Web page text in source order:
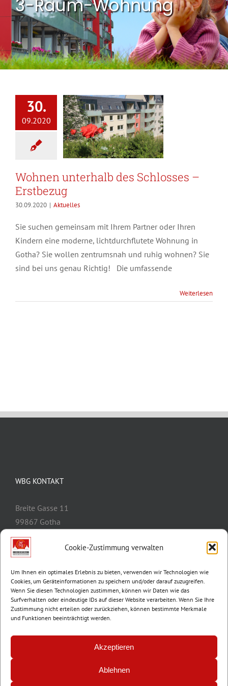
Cookie-Zustimmung verwalten
Um Ihnen ein optimales Erlebnis zu bieten, verwenden wir Technologien wie
Cookies, um Geräteinformationen zu speichern und/oder darauf zuzugreifen.
Wenn Sie diesen Technologien zustimmen, können wir Daten wie das
Surfverhalten oder eindeutige IDs auf dieser Website verarbeiten. Wenn Sie Ihre
Zustimmung nicht erteilen oder zurückziehen, können bestimmte Merkmale
und Funktionen beeinträchtigt werden.
Akzeptieren
Ablehnen
3-Raum-Wohnung
30.
09.2020
Wohnen unterhalb des Schlosses –
Erstbezug
30.09.2020 | Aktuelles
Sie suchen gemeinsam mit Ihrem Partner oder Ihren
Kindern eine moderne, lichtdurchflutete Wohnung in
Gotha? Sie wollen zentrumsnah und ruhig wohnen? Sie
sind bei uns genau Richtig! Die umfassende
Weiterlesen
WBG KONTAKT
Breite Gasse 11
99867 Gotha
Telefon:
E-Mail:
info@wbg-gotha.de